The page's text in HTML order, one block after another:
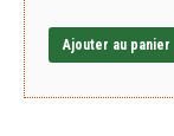
Ajouter au panier